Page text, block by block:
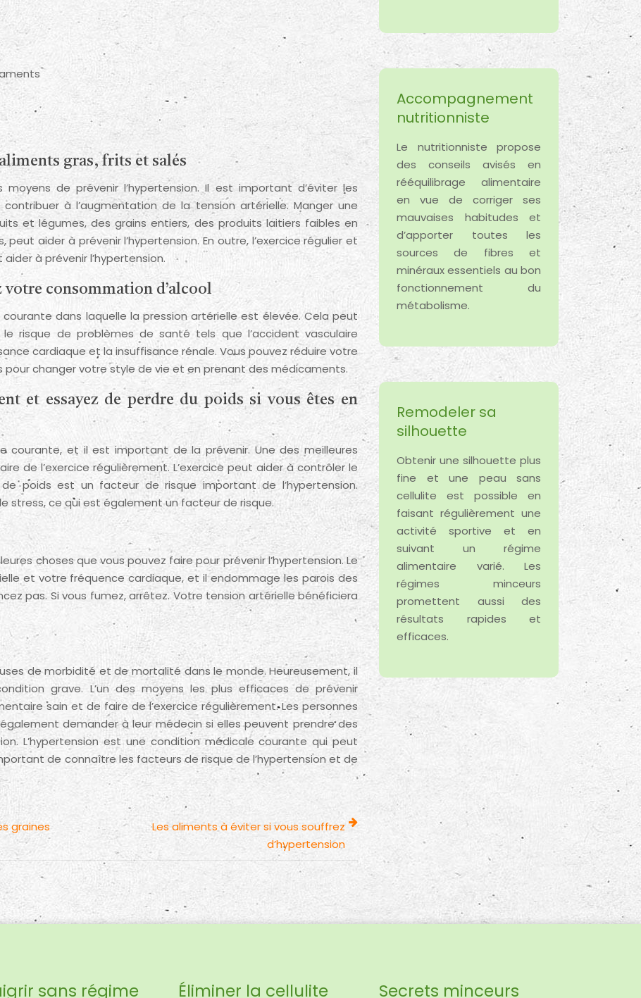
gras, frits et salés
de prévenir l’hypertension. Il est important d’éviter les
à l’augmentation de la tension artérielle. Manger une
et légumes, des grains entiers, des produits laitiers faibles en
aider à prévenir l’hypertension. En outre, l’exercice régulier et
à prévenir l’hypertension.
votre consommation d’alcool
dans laquelle la pression artérielle est élevée. Cela peut
risque de problèmes de santé tels que l’accident vasculaire
cardiaque et la insuffisance rénale. Vous pouvez réduire votre
changer votre style de vie et en prenant des médicaments.
et essayez de perdre du poids si vous êtes en
courante, et il est important de la prévenir. Une des meilleures
de l’exercice régulièrement. L’exercice peut aider à contrôler le
poids est un facteur de risque important de l’hypertension.
stress, ce qui est également un facteur de risque.
choses que vous pouvez faire pour prévenir l’hypertension. Le
et votre fréquence cardiaque, et il endommage les parois des
pas. Si vous fumez, arrêtez. Votre tension artérielle bénéficiera
de morbidité et de mortalité dans le monde. Heureusement, il
grave. L’un des moyens les plus efficaces de prévenir
sain et de faire de l’exercice régulièrement. Les personnes
demander à leur médecin si elles peuvent prendre des
L’hypertension est une condition médicale courante qui peut
de connaître les facteurs de risque de l’hypertension et de
graines
Les aliments à éviter si vous souffrez
d’hypertension
Accompagnement
nutritionniste
Le nutritionniste propose
des conseils avisés en
rééquilibrage alimentaire
en vue de corriger ses
mauvaises habitudes et
d’apporter toutes les
sources de fibres et
minéraux essentiels au bon
fonctionnement du
métabolisme.
Remodeler sa
silhouette
Obtenir une silhouette plus
fine et une peau sans
cellulite est possible en
faisant régulièrement une
activité sportive et en
suivant un régime
alimentaire varié. Les
régimes minceurs
promettent aussi des
résultats rapides et
efficaces.
sans régime Éliminer la cellulite Secrets minceurs